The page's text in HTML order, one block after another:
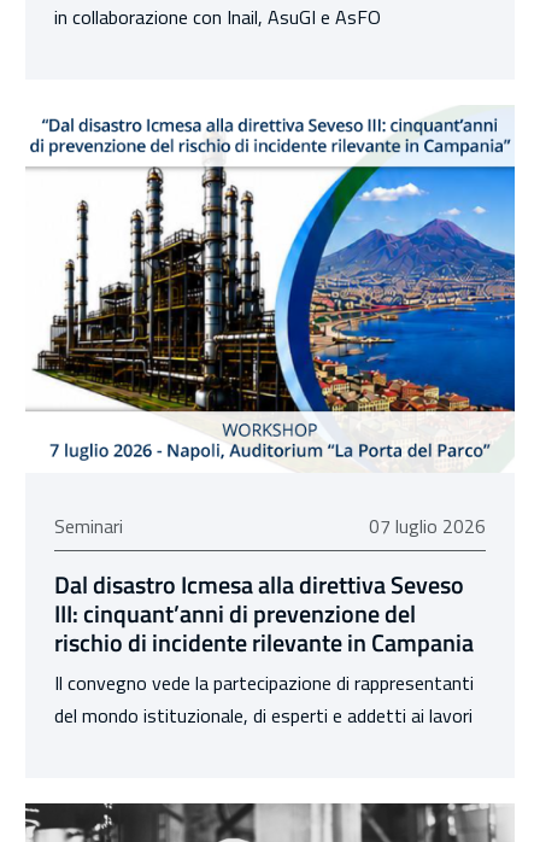
in collaborazione con Inail, AsuGI e AsFO
Seminari 07 luglio 2026
07 luglio 2026
Dal disastro Icmesa alla direttiva Seveso
III: cinquant’anni di prevenzione del
rischio di incidente rilevante in Campania
Il convegno vede la partecipazione di rappresentanti
del mondo istituzionale, di esperti e addetti ai lavori